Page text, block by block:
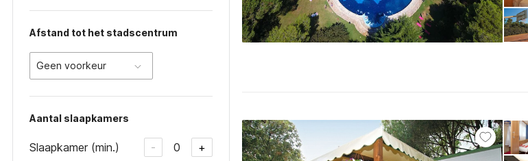
Afstand tot het stadscentrum
Geen voorkeur
Aantal slaapkamers
Slaapkamer (min.) - 0 +